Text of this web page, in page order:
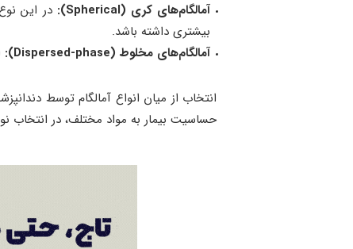
آمالگام‌های کری (Spherical):
در این
بیشتری داشته باشد.
آمالگام‌های مخلوط (Dispersed-phase):
انتخاب از میان انواع آمالگام توسط
حساسیت بیمار به مواد مختلف، در انتخاب